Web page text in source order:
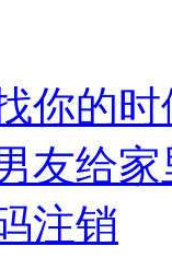
你的
友给
注销